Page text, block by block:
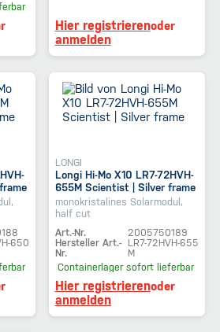
Hier registrierenoder
anmelden
650
LONGI
Longi Hi-Mo X10 LR7-72HVH-
655M Scientist | Silver frame
monokristalines Solarmodul,
half cut
Art.-Nr.
2005750189
Hersteller Art.-
Nr.
LR7-72HVH-655
M
Containerlager sofort lieferbar
Hier registrierenoder
anmelden